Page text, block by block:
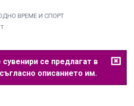
ВРЕМЕ И СПОРТ
се предлагат в
описанието им.